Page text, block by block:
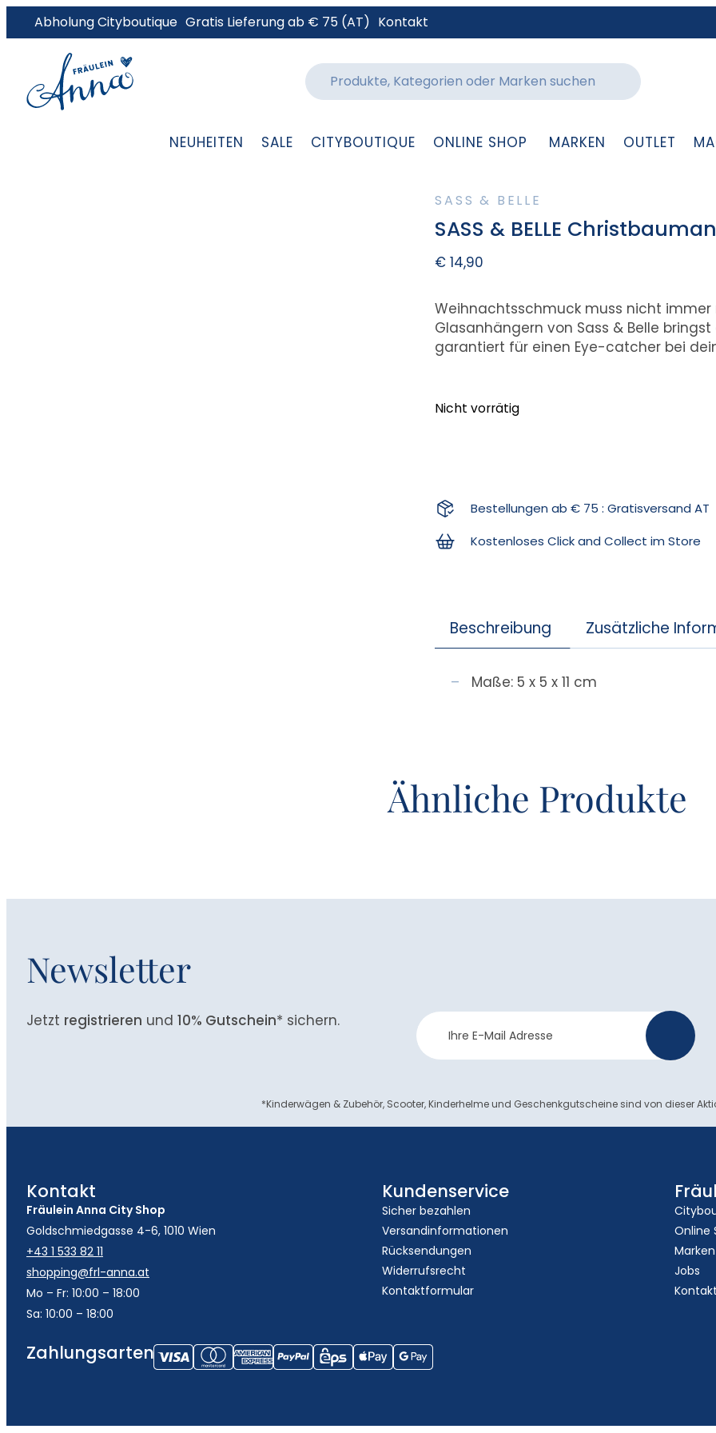
Abholung Cityboutique Gratis Lieferung ab € 75 (AT) Kontakt
NEUHEITEN SALE CITYBOUTIQUE ONLINE SHOP MARKEN OUTLET
SASS & BELLE
SASS & BELLE
€ 14,90
Weihnachtsschmuck muss nicht immer
Glasanhängern von Sass & Belle
garantiert für einen Eye-catcher bei
Nicht vorrätig
Bestellungen ab € 75 : Gratisversand AT
Kostenloses Click and Collect im Store
Beschreibung Zusätzliche
Maße: 5 x 5 x 11 cm
Ähnliche Produkte
Newsletter
Jetzt registrieren und 10% Gutschein* sichern.
Newsletter
Anmeldung
*Kinderwägen & Zubehör, Scooter, Kinderhelme und Geschenkgutscheine sind von dieser
Kontakt
Fräulein Anna City Shop
Goldschmiedgasse 4-6, 1010 Wien
+43 1 533 82 11
shopping@frl-anna.at
Mo – Fr: 10:00 – 18:00
Sa: 10:00 – 18:00
Kundenservice
Sicher bezahlen
Versandinformationen
Rücksendungen
Widerrufsrecht
Kontaktformular
Online
Marken
Jobs
Kontakt
Zahlungsarten